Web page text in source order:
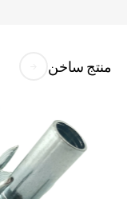
منتج ساخن